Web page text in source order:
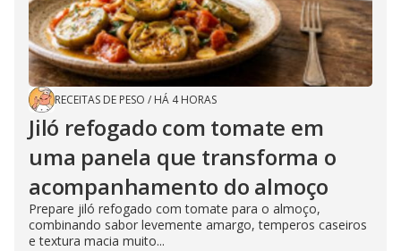
RECEITAS DE PESO / HÁ 4 HORAS
Jiló refogado com tomate em
uma panela que transforma o
acompanhamento do almoço
Prepare jiló refogado com tomate para o almoço,
combinando sabor levemente amargo, temperos caseiros
e textura macia muito...